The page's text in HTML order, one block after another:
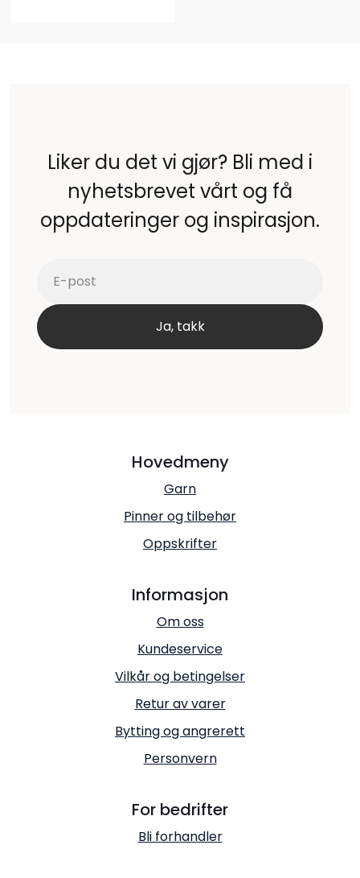
Liker du det vi gjør? Bli med i
nyhetsbrevet vårt og få
oppdateringer og inspirasjon.
Hovedmeny
Garn
Pinner og tilbehør
Oppskrifter
Informasjon
Om oss
Kundeservice
Vilkår og betingelser
Retur av varer
Bytting og angrerett
Personvern
For bedrifter
Bli forhandler